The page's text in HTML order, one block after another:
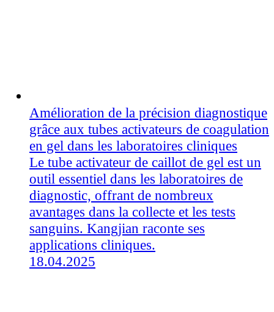
Amélioration de la précision diagnostique
grâce aux tubes activateurs de coagulation
en gel dans les laboratoires cliniques
Le tube activateur de caillot de gel est un
outil essentiel dans les laboratoires de
diagnostic, offrant de nombreux
avantages dans la collecte et les tests
sanguins. Kangjian raconte ses
applications cliniques.
18.04.2025